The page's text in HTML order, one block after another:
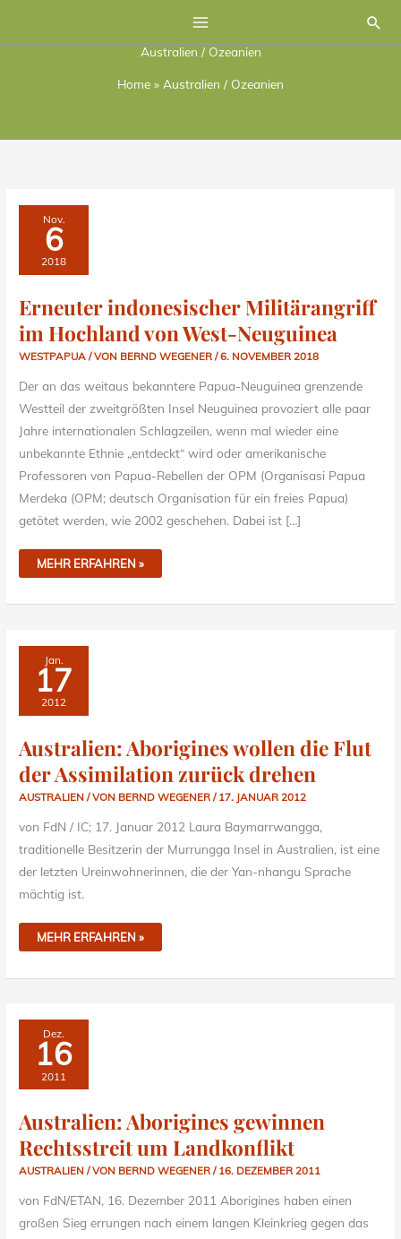
Australien / Ozeanien
Home » Australien / Ozeanien
Nov.
6
2018
Erneuter indonesischer Militärangriff
im Hochland von West-Neuguinea
WESTPAPUA / VON BERND WEGENER/6. NOVEMBER 2018
Der an das weitaus bekanntere Papua-Neuguinea grenzende
Westteil der zweitgrößten Insel Neuguinea provoziert alle paar
Jahre internationalen Schlagzeilen, wenn mal wieder eine
unbekannte Ethnie „entdeckt“ wird oder amerikanische
Professoren von Papua-Rebellen der OPM (Organisasi Papua
Merdeka (OPM; deutsch Organisation für ein freies Papua)
getötet werden, wie 2002 geschehen. Dabei ist […]
ERNEUTER
INDONESISCHER
MILITÄRANGRIFF
IM
HOCHLAND
VON
WEST-
MEHR ERFAHREN »
Jan.
17
2012
Australien: Aborigines wollen die Flut
der Assimilation zurück drehen
AUSTRALIEN / VON BERND WEGENER/ 17. JANUAR 2012
von FdN / IC; 17. Januar 2012 Laura Baymarrwangga,
traditionelle Besitzerin der Murrungga Insel in Australien, ist eine
der letzten Ureinwohnerinnen, die der Yan-nhangu Sprache
mächtig ist.
AUSTRALIEN:
ABORIGINES
WOLLEN
FLUT
DER
ASSIMILATION
MEHR ERFAHREN »
Dez.
16
2011
Australien: Aborigines gewinnen
Rechtsstreit um Landkonflikt
AUSTRALIEN / VON BERND WEGENER/ 16. DEZEMBER 2011
von FdN/ETAN, 16. Dezember 2011 Aborigines haben einen
großen Sieg errungen nach einem langen Kleinkrieg gegen das
AUSTRALIEN:
ABORIGINES
GEWINNEN
RECHTSSTREIT
UM
LANDKONFLIKT